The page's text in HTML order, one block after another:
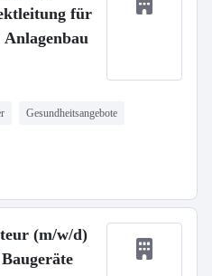
für
Anlagenbau
Gesundheitsangebote
(m/w/d)